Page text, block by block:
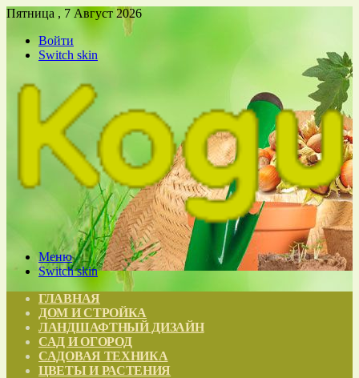
Пятница , 7 Август 2026
Войти
Switch skin
Меню
Switch skin
ГЛАВНАЯ
ДОМ И СТРОЙКА
ЛАНДШАФТНЫЙ ДИЗАЙН
САД И ОГОРОД
САДОВАЯ ТЕХНИКА
ЦВЕТЫ И РАСТЕНИЯ